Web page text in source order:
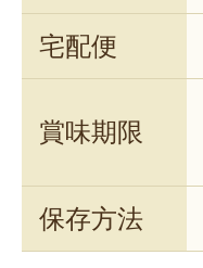
宅配便
賞味期限
保存方法